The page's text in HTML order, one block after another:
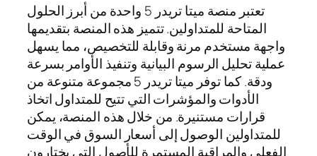
تعتبر منصة ميتا تريدر 5 واحدة من أبرز الحلول
المتاحة للمتداولين. تتميز هذه المنصة بتقديمها
واجهة مستخدم مرنة وقابلة للتخصيص، مما يسهل
عملية تحليل الرسوم البيانية وتنفيذ الأوامر بسرعة
ودقة. كما توفر ميتا تريدر 5 مجموعة متنوعة من
الأدوات والمؤشرات التي تتيح للمتداول اتخاذ
قرارات مستنيرة. من خلال هذه المنصة، يمكن
للمتداولين الوصول إلى أسعار السوق في الوقت
الفعلي والمراقبة المستمرة للأصول التي يختارون